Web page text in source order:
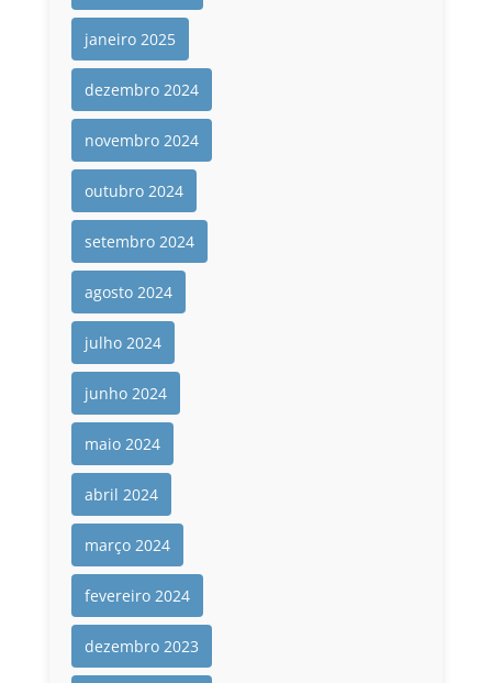
janeiro 2025
dezembro 2024
novembro 2024
outubro 2024
setembro 2024
agosto 2024
julho 2024
junho 2024
maio 2024
abril 2024
março 2024
fevereiro 2024
dezembro 2023